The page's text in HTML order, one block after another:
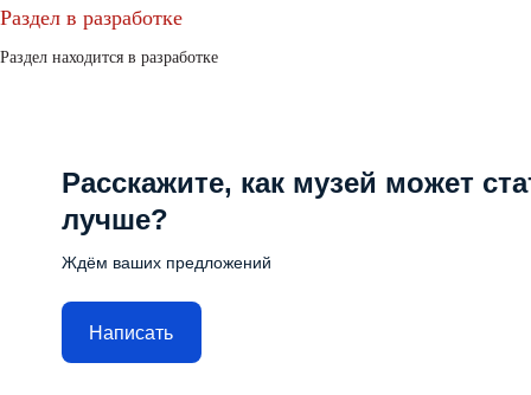
Раздел в разработке
Раздел находится в разработке
Расскажите, как музей может
лучше?
Ждём ваших предложений
Написать